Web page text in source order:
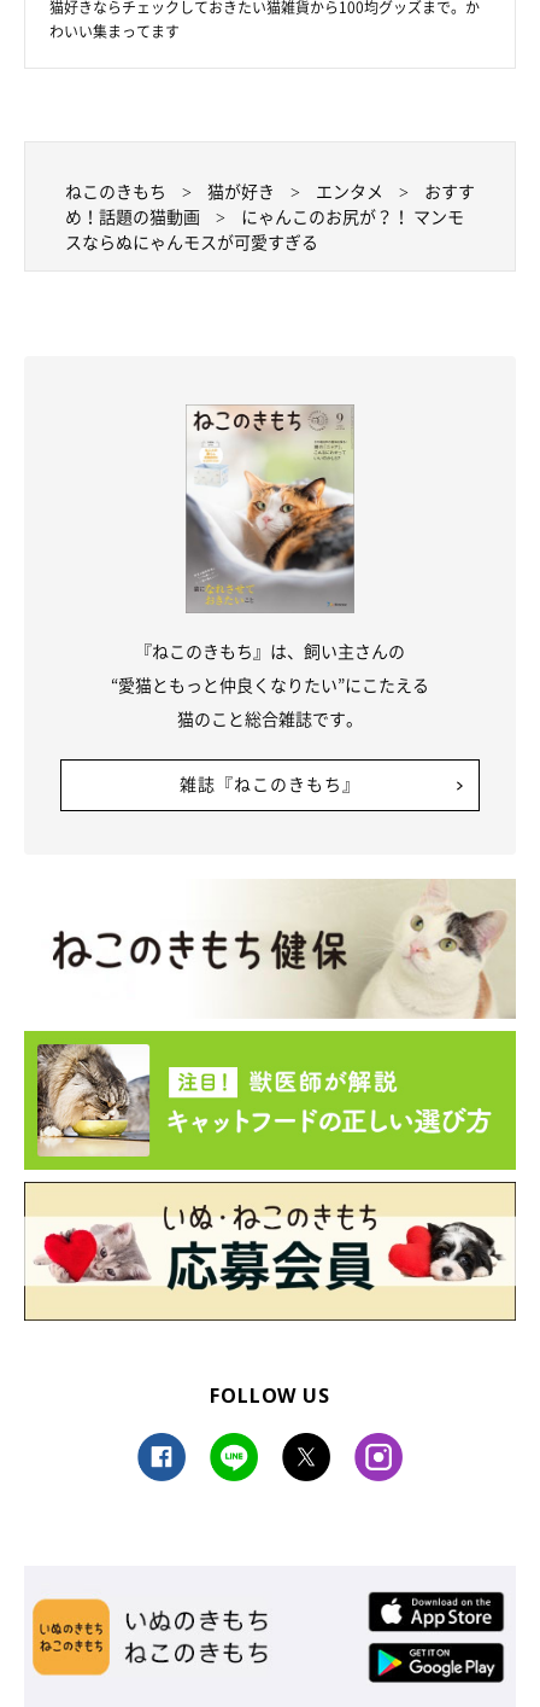
猫好きならチェックしておきたい猫雑貨から100均グッズまで。か
わいい集まってます
ねこのきもち 猫が好き エンタメ
おすす
め！話題の猫動画
にゃんこのお尻が？！ マンモ
スならぬにゃんモスが可愛すぎる
『ねこのきもち』は、飼い主さんの
“愛猫ともっと仲良くなりたい”にこたえる
猫のこと総合雑誌です。
雑誌『ねこのきもち』
FOLLOW US